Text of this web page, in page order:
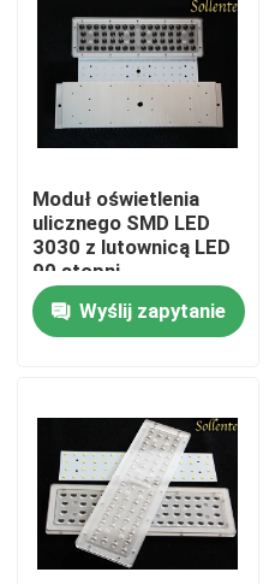
Moduł oświetlenia
ulicznego SMD LED
3030 z lutownicą LED
90 stopni
Wyślij zapytanie